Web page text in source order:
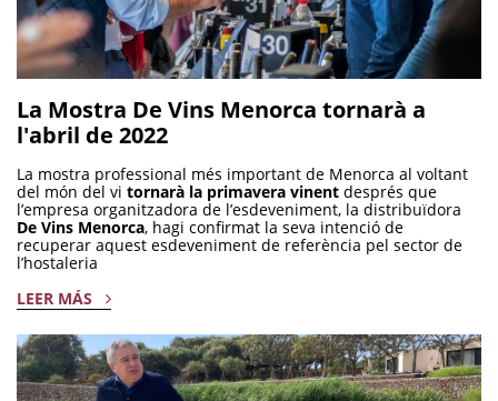
La Mostra De Vins Menorca tornarà a
l'abril de 2022
La mostra professional més important de Menorca al voltant
del món del vi tornarà la primavera vinent després que
l’empresa organitzadora de l’esdeveniment, la distribuïdora
De Vins Menorca, hagi confirmat la seva intenció de
recuperar aquest esdeveniment de referència pel sector de
l’hostaleria
LEER MÁS